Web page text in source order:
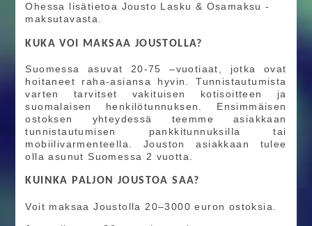
Ohessa lisätietoa Jousto Lasku & Osamaksu -
maksutavasta.
KUKA VOI MAKSAA JOUSTOLLA?
Suomessa asuvat 20-75 –vuotiaat, jotka ovat
hoitaneet raha-asiansa hyvin. Tunnistautumista
varten tarvitset vakituisen kotisoitteen ja
suomalaisen henkilötunnuksen. Ensimmäisen
ostoksen yhteydessä teemme asiakkaan
tunnistautumisen pankkitunnuksilla tai
mobiilivarmenteella. Jouston asiakkaan tulee
olla asunut Suomessa 2 vuotta.
KUINKA PALJON JOUSTOA SAA?
Voit maksaa Joustolla 20–3000 euron ostoksia.